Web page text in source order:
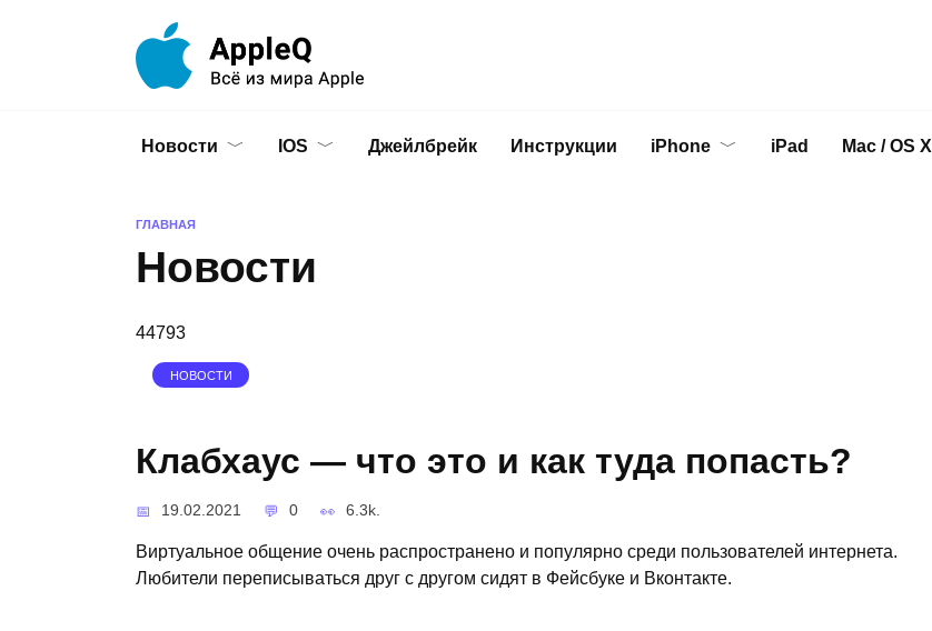
Новости IOS Джейлбрейк Инструкции iPhone iPad Mac / OS X
ГЛАВНАЯ
Новости
44793
НОВОСТИ
Клабхаус — что это и как туда попасть?
19.02.2021 0 6.3k.
Виртуальное общение очень распространено и популярно среди пользователей интернета.
Любители переписываться друг с другом сидят в Фейсбуке и Вконтакте.